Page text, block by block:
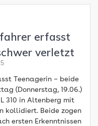
erfasst
verletzt
Teenagerin – beide
(Donnerstag, 19.06.)
310 in Altenberg mit
kollidiert. Beide zogen
ersten Erkenntnissen